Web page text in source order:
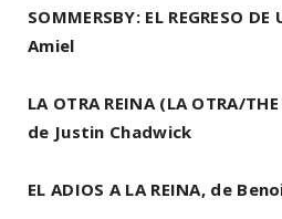
SOMMERSBY: EL REGRESO
Amiel
LA OTRA REINA (LA OTRA/
de Justin Chadwick
EL ADIOS A LA REINA, de